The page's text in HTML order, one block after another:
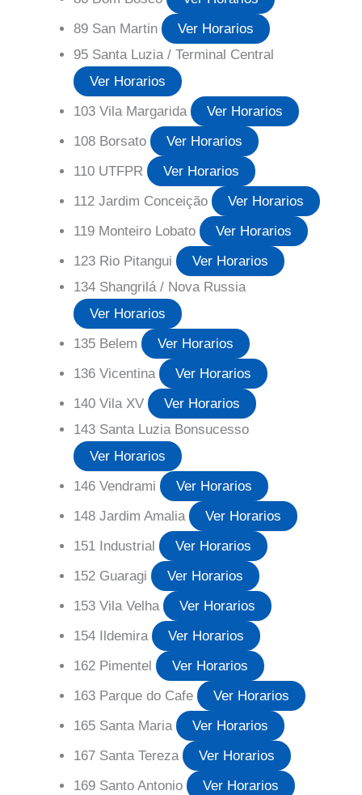
89 San Martin
Ver Horarios
95 Santa Luzia / Terminal Central
Ver Horarios
103 Vila Margarida
Ver Horarios
108 Borsato
Ver Horarios
110 UTFPR
Ver Horarios
112 Jardim Conceição
Ver Horarios
119 Monteiro Lobato
Ver Horarios
123 Rio Pitangui
Ver Horarios
134 Shangrilá / Nova Russia
Ver Horarios
135 Belem
Ver Horarios
136 Vicentina
Ver Horarios
140 Vila XV
Ver Horarios
143 Santa Luzia Bonsucesso
Ver Horarios
146 Vendrami
Ver Horarios
148 Jardim Amalia
Ver Horarios
151 Industrial
Ver Horarios
152 Guaragi
Ver Horarios
153 Vila Velha
Ver Horarios
154 Ildemira
Ver Horarios
162 Pimentel
Ver Horarios
163 Parque do Cafe
Ver Horarios
165 Santa Maria
Ver Horarios
167 Santa Tereza
Ver Horarios
169 Santo Antonio
Ver Horarios